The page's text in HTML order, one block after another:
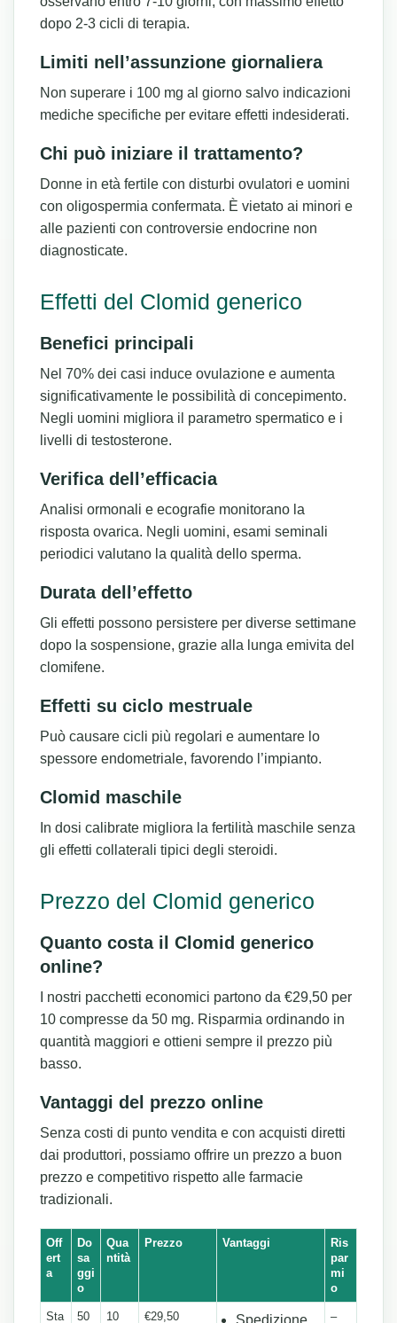
dopo 2-3 cicli di terapia.
Limiti nell’assunzione giornaliera
Non superare i 100 mg al giorno salvo indicazioni
mediche specifiche per evitare effetti indesiderati.
Chi può iniziare il trattamento?
Donne in età fertile con disturbi ovulatori e uomini
con oligospermia confermata. È vietato ai minori e
alle pazienti con controversie endocrine non
diagnosticate.
Effetti del Clomid generico
Benefici principali
Nel 70% dei casi induce ovulazione e aumenta
significativamente le possibilità di concepimento.
Negli uomini migliora il parametro spermatico e i
livelli di testosterone.
Verifica dell’efficacia
Analisi ormonali e ecografie monitorano la
risposta ovarica. Negli uomini, esami seminali
periodici valutano la qualità dello sperma.
Durata dell’effetto
Gli effetti possono persistere per diverse settimane
dopo la sospensione, grazie alla lunga emivita del
clomifene.
Effetti su ciclo mestruale
Può causare cicli più regolari e aumentare lo
spessore endometriale, favorendo l’impianto.
Clomid maschile
In dosi calibrate migliora la fertilità maschile senza
gli effetti collaterali tipici degli steroidi.
Prezzo del Clomid generico
Quanto costa il Clomid generico
online?
I nostri pacchetti economici partono da €29,50 per
10 compresse da 50 mg. Risparmia ordinando in
quantità maggiori e ottieni sempre il prezzo più
basso.
Vantaggi del prezzo online
Senza costi di punto vendita e con acquisti diretti
dai produttori, possiamo offrire un prezzo a buon
prezzo e competitivo rispetto alle farmacie
tradizionali.
Off
ert
a
Do
sa
ggi
o
Qua
ntità
Prezzo Vantaggi
Ris
par
mi
o
Sta
50
10
€29,50
Spedizione
–